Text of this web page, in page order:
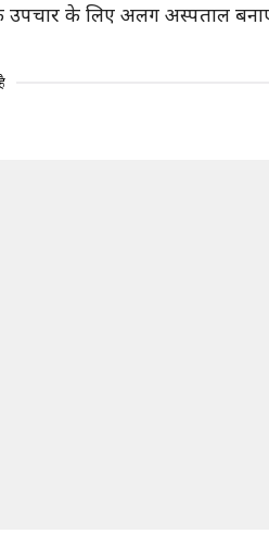
के लिए अलग अस्पताल